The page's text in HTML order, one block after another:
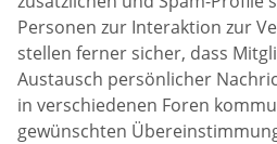
Personen zur Interaktion zur
stellen ferner sicher, dass
Austausch persönlicher
in verschiedenen Foren
gewünschten